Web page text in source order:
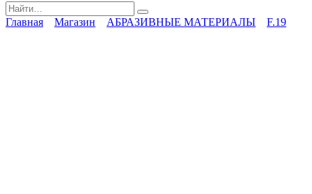
Search
for:
Главная Магазин АБРАЗИВНЫЕ МАТЕРИАЛЫ F.19